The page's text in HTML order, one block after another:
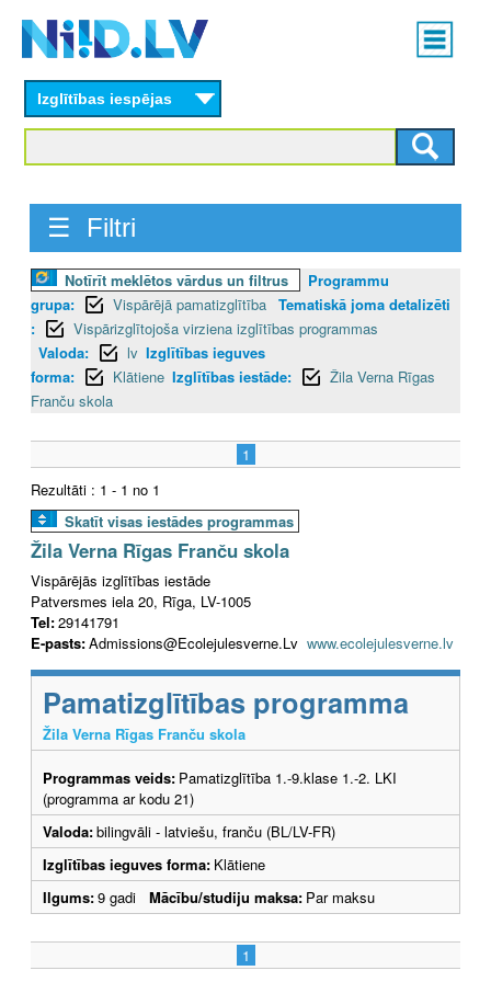
content
Main
menu
Izglītības iespējas
☰ Filtri
Notīrīt meklētos vārdus un filtrus
Programmu
grupa:
Vispārējā pamatizglītība Tematiskā joma detalizēti
:
Vispārizglītojoša virziena izglītības programmas
Valoda:
lv Izglītības ieguves
forma:
Klātiene Izglītības iestāde:
Žila Verna Rīgas
Franču skola
1
Rezultāti : 1 - 1 no 1
Skatīt visas iestādes programmas
Žila Verna Rīgas Franču skola
Vispārējās izglītības iestāde
Patversmes iela 20, Rīga, LV-1005
Tel:29141791
E-pasts:Admissions@Ecolejulesverne.Lv www.ecolejulesverne.lv
Pamatizglītības programma
Žila Verna Rīgas Franču skola
Programmas veids: Pamatizglītība 1.-9.klase 1.-2. LKI
(programma ar kodu 21)
Valoda:bilingvāli - latviešu, franču (BL/LV-FR)
Izglītības ieguves forma: Klātiene
Ilgums:9 gadi Mācību/studiju maksa: Par maksu
1